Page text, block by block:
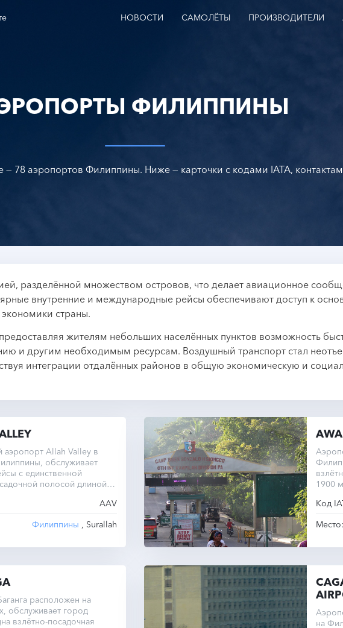
НОВОСТИ САМОЛЁТЫ ПРОИЗВОДИТЕЛИ
ФИЛИППИНЫ
— 78 аэропортов Филиппины. Ниже — карточки с кодами IATA,
разделённой множеством островов, что делает авиационное
внутренние и международные рейсы обеспечивают доступ к
страны.
жителям небольших населённых пунктов возможность
и другим необходимым ресурсам. Воздушный транспорт стал
интеграции отдалённых районов в общую экономическую и
Allah Valley в
обслуживает
с единственной
полосой длиной
AAV
Филиппины , Surallah
1900
Код
Место:
расположен на
обслуживает город
взлётно-посадочная
на